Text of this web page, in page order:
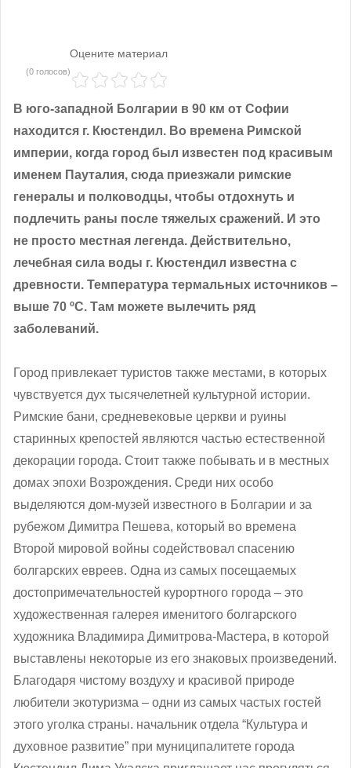
Оцените материал
(0 голосов)
В юго-западной Болгарии в 90 км от Софии
находится г. Кюстендил. Во времена Римской
империи, когда город был известен под красивым
именем Пауталия, сюда приезжали римские
генералы и полководцы, чтобы отдохнуть и
подлечить раны после тяжелых сражений. И это
не просто местная легенда. Действительно,
лечебная сила воды г. Кюстендил известна с
древности. Температура термальных источников –
выше 70 ºС. Там можете вылечить ряд
заболеваний.
Город привлекает туристов также местами, в которых
чувствуется дух тысячелетней культурной истории.
Римские бани, средневековые церкви и руины
старинных крепостей являются частью естественной
декорации города. Стоит также побывать и в местных
домах эпохи Возрождения. Среди них особо
выделяются дом-музей известного в Болгарии и за
рубежом Димитра Пешева, который во времена
Второй мировой войны содействовал спасению
болгарских евреев. Одна из самых посещаемых
достопримечательностей курортного города – это
художественная галерея именитого болгарского
художника Владимира Димитрова-Мастера, в которой
выставлены некоторые из его знаковых произведений.
Благодаря чистому воздуху и красивой природе
любители экотуризма – одни из самых частых гостей
этого уголка страны. начальник отдела “Культура и
духовное развитие” при муниципалитете города